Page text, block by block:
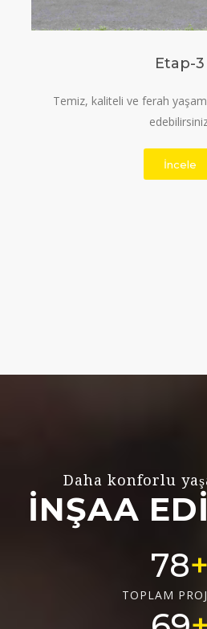
Etap-3
Temiz, kaliteli ve ferah
İncele
Daha konforlu
İNŞAA
78
TOPLAM